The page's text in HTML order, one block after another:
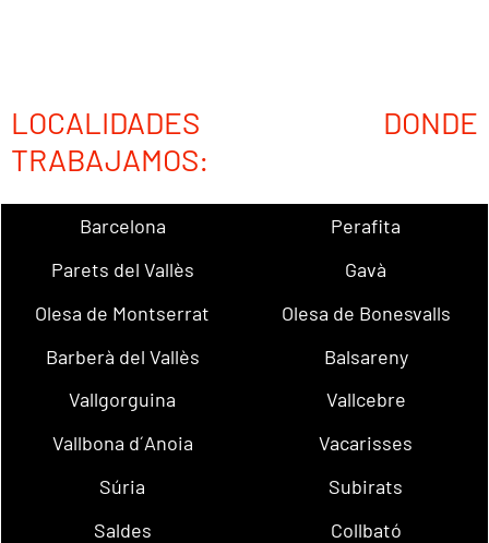
LOCALIDADES DONDE
TRABAJAMOS:
Barcelona
Perafita
Parets del Vallès
Gavà
Olesa de Montserrat
Olesa de Bonesvalls
Barberà del Vallès
Balsareny
Vallgorguina
Vallcebre
Vallbona d´Anoia
Vacarisses
Súria
Subirats
Saldes
Collbató